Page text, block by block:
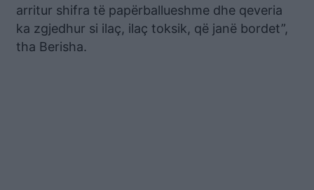
arritur shifra të papërballueshme dhe qeveria
ka zgjedhur si ilaç, ilaç toksik, që janë bordet”,
tha Berisha.